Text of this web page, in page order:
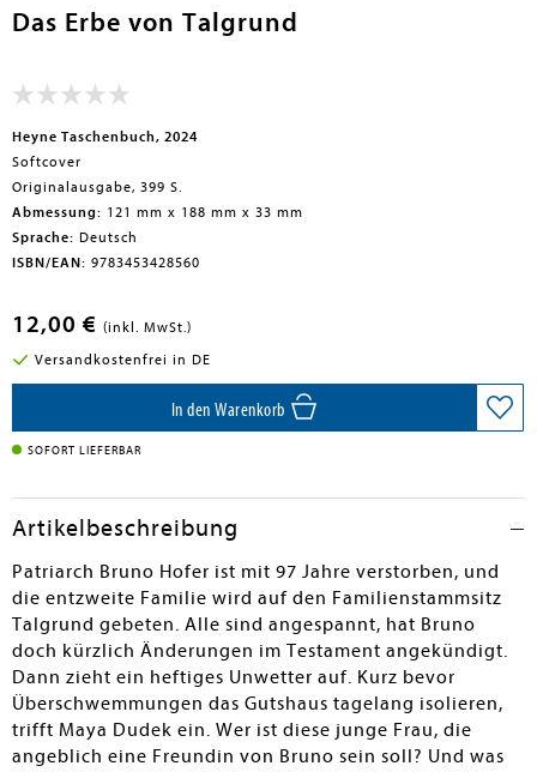
Das Erbe von Talgrund
Heyne Taschenbuch, 2024
Softcover
Originalausgabe, 399 S.
Abmessung: 121 mm x 188 mm x 33 mm
Sprache: Deutsch
ISBN/EAN: 9783453428560
12,00 € (inkl. MwSt.)
Versandkostenfrei in DE
In den Warenkorb
SOFORT LIEFERBAR
Artikelbeschreibung
Patriarch Bruno Hofer ist mit 97 Jahre verstorben, und
die entzweite Familie wird auf den Familienstammsitz
Talgrund gebeten. Alle sind angespannt, hat Bruno
doch kürzlich Änderungen im Testament angekündigt.
Dann zieht ein heftiges Unwetter auf. Kurz bevor
Überschwemmungen das Gutshaus tagelang isolieren,
trifft Maya Dudek ein. Wer ist diese junge Frau, die
angeblich eine Freundin von Bruno sein soll? Und was